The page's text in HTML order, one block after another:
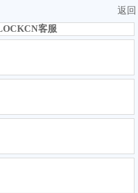
返回
客服